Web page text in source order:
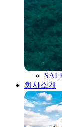
회사소개